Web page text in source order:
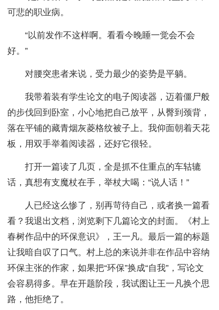
可悲的职业病。
“以前发作不这样啊。看看今晚睡一觉会不会
好。”
对腰突患者来说，受力最少的姿势是平躺。
我带着装有学生论文的电子阅读器，迈着僵尸般
的步伐回到卧室，小心地把自己放平，从臀到颈背，
落在平铺的藏青烟灰菱格纹被子上。我仰面朝着天花
板，用双手举着阅读器，还好它很轻。
打开一篇读了几页，全是抓不住重点的车轱辘
话，真想有支魔杖在手，举杖大喝：“说人话！”
人已经这么惨了，别再苛待自己，或者换一篇看
看？我退出文档，浏览剩下几篇论文的封面。《村上
春树作品中的环保意识》，王一凡。最后一篇的标题
让我暗自叹了口气。村上总的来说并非在作品中容纳
环保主张的作家，如果把“环保”换成“自我”，写论文
会容易得多。早在开题阶段，我试图让王一凡换个思
路，他拒绝了。